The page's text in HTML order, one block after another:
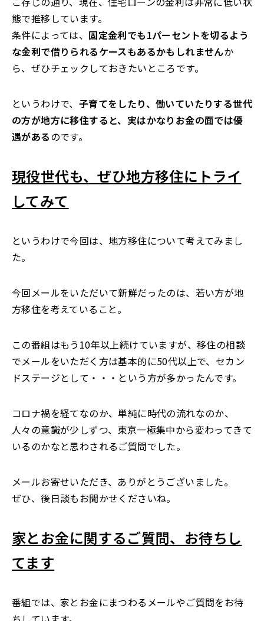
態で推移しています。
条件によっては、 固定金利でも1パーセントを切るよう
な金利で借りられるケースもあるかもしれませんか
ら、ぜひチェックしておきたいところです。
というわけで、 子育てをしたり、働いていたりする世代
の方が地方に移住すると、実はかなりお金の面では優
遇があるのです。
現役世代も、ぜひ地方移住にトライ
してみて
というわけで今回は、地方移住について考えてみまし
た。
今回メールをいただいて新鮮だったのは、若い方が地
方移住を考えていること。
この番組はもう10年以上続けていますが、移住の相談
でメールをいただく方は基本的に50代以上で、セカン
ドステージとして・・・という方が多かったんです。
コロナ禍を経てなのか、単純に時代の流れなのか、
人々の意識が少しずつ、東京一極集中から変わってきて
いるのかなと思わされるご質問でした。
メールお寄せいただき、ありがとうございました。
ぜひ、後日談もお聞かせくださいね。
家とお金に関するご質問、お待ちし
てます
番組では、家とお金にまつわるメールやご質問をお待